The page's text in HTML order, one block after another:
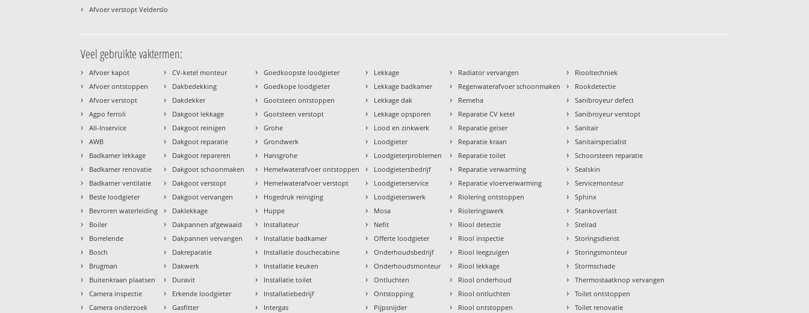
› Afvoer verstopt Velderslo
Veel gebruikte vaktermen:
› Afvoer kapot
› Afvoer ontstoppen
› Afvoer verstopt
› Agpo ferroli
› All-Inservice
› AWB
› Badkamer lekkage
› Badkamer renovatie
› Badkamer ventilatie
› Beste loodgieter
› Bevroren waterleiding
› Boiler
› Borrelende
› Bosch
› Brugman
› Buitenkraan plaatsen
› Camera inspectie
› Camera onderzoek
› CV-ketel monteur
› Dakbedekking
› Dakdekker
› Dakgoot lekkage
› Dakgoot reinigen
› Dakgoot reparatie
› Dakgoot repareren
› Dakgoot schoonmaken
› Dakgoot verstopt
› Dakgoot vervangen
› Daklekkage
› Dakpannen afgewaaid
› Dakpannen vervangen
› Dakreparatie
› Dakwerk
› Duravit
› Erkende loodgieter
› Gasfitter
› Goedkoopste loodgieter
› Goedkope loodgieter
› Gootsteen ontstoppen
› Gootsteen verstopt
› Grohe
› Grondwerk
› Hansgrohe
› Hemelwaterafvoer ontstoppen
› Hemelwaterafvoer verstopt
› Hogedruk reiniging
› Huppe
› Installateur
› Installatie badkamer
› Installatie douchecabine
› Installatie keuken
› Installatie toilet
› Installatiebedrijf
› Intergas
› Lekkage
› Lekkage badkamer
› Lekkage dak
› Lekkage opsporen
› Lood en zinkwerk
› Loodgieter
› Loodgieterproblemen
› Loodgietersbedrijf
› Loodgieterservice
› Loodgieterswerk
› Mosa
› Nefit
› Offerte loodgieter
› Onderhoudsbedrijf
› Onderhoudsmonteur
› Ontluchten
› Ontstopping
› Pijpsnijder
› Radiator vervangen
› Regenwaterafvoer schoonmaken
› Remeha
› Reparatie CV ketel
› Reparatie geiser
› Reparatie kraan
› Reparatie toilet
› Reparatie verwarming
› Reparatie vloerverwarming
› Riolering ontstoppen
› Rioleringswerk
› Riool detectie
› Riool inspectie
› Riool leegzuigen
› Riool lekkage
› Riool onderhoud
› Riool ontluchten
› Riool ontstoppen
› Riooltechniek
› Rookdetectie
› Sanibroyeur defect
› Sanibroyeur verstopt
› Sanitair
› Sanitairspecialist
› Schoorsteen reparatie
› Sealskin
› Servicemonteur
› Sphinx
› Stankoverlast
› Stelrad
› Storingsdienst
› Storingsmonteur
› Stormschade
› Thermostaatknop vervangen
› Toilet ontstoppen
› Toilet renovatie